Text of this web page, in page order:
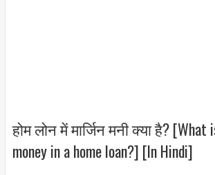
होम लोन में मार्जिन मनी क्या है?
money in a home loan?] [In Hindi]